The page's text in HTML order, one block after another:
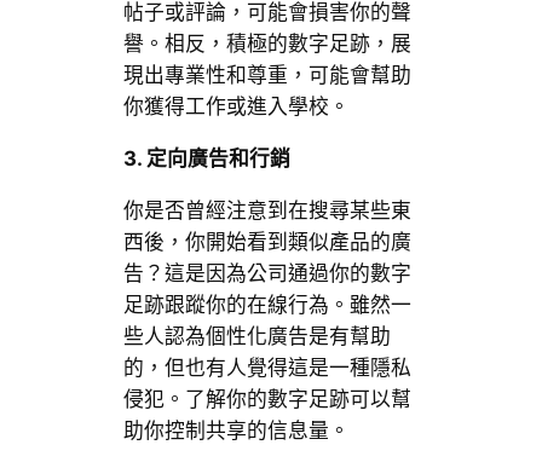
帖子或評論，可能會損害你的聲
譽。相反，積極的數字足跡，展
現出專業性和尊重，可能會幫助
你獲得工作或進入學校。
3. 定向廣告和行銷
你是否曾經注意到在搜尋某些東
西後，你開始看到類似產品的廣
告？這是因為公司通過你的數字
足跡跟蹤你的在線行為。雖然一
些人認為個性化廣告是有幫助
的，但也有人覺得這是一種隱私
侵犯。了解你的數字足跡可以幫
助你控制共享的信息量。